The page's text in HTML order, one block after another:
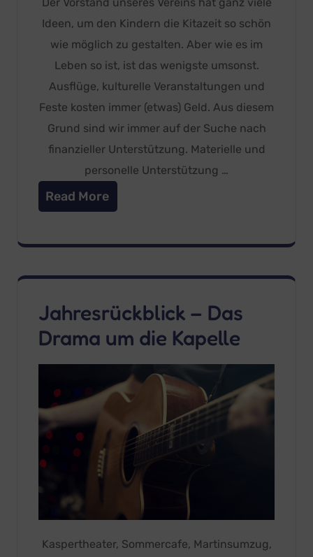
Ideen, um den Kindern die Kitazeit so schön
wie möglich zu gestalten. Aber wie es im
Leben so ist, ist das wenigste umsonst.
Ausflüge, kulturelle Veranstaltungen und
Feste kosten immer (etwas) Geld. Aus diesem
Grund sind wir immer auf der Suche nach
finanzieller Unterstützung. Materielle und
personelle Unterstützung …
Read More
Jahresrückblick – Das
Drama um die Kapelle
Kaspertheater, Sommercafe, Martinsumzug,